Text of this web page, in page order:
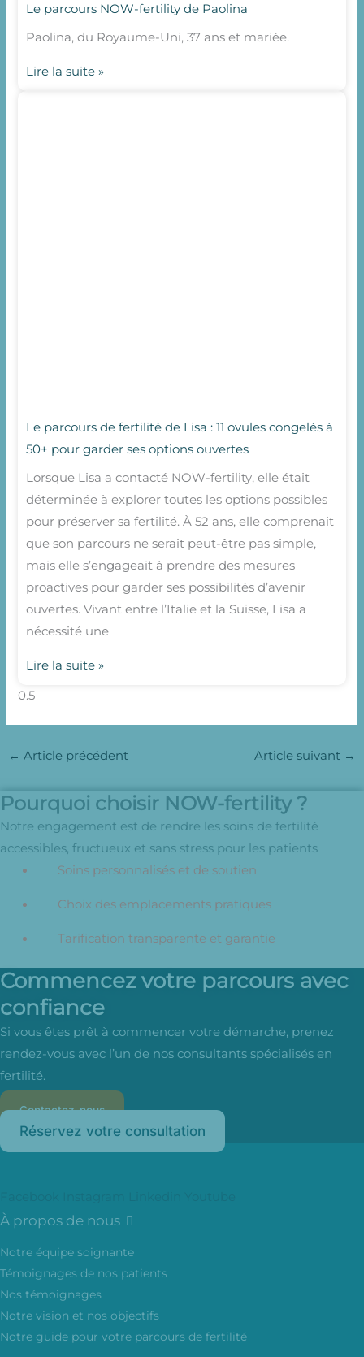
Le parcours NOW-fertility de Paolina
Paolina, du Royaume-Uni, 37 ans et mariée.
Lire la suite »
Le parcours de fertilité de Lisa : 11 ovules congelés à
50+ pour garder ses options ouvertes
Lorsque Lisa a contacté NOW-fertility, elle était
déterminée à explorer toutes les options possibles
pour préserver sa fertilité. À 52 ans, elle comprenait
que son parcours ne serait peut-être pas simple,
mais elle s’engageait à prendre des mesures
proactives pour garder ses possibilités d’avenir
ouvertes. Vivant entre l’Italie et la Suisse, Lisa a
nécessité une
Lire la suite »
← Article précédent Article suivant →
Pourquoi choisir NOW-fertility ?
Notre engagement est de rendre les soins de fertilité
accessibles, fructueux et sans stress pour les patients
Soins personnalisés et de soutien
Choix des emplacements pratiques
Tarification transparente et garantie
Commencez votre parcours avec
confiance
Si vous êtes prêt à commencer votre démarche, prenez
rendez-vous avec l’un de nos consultants spécialisés en
fertilité.
Contactez-nous
Réservez votre consultation
À propos de nous
Notre équipe soignante
Témoignages de nos patients
Nos témoignages
Notre vision et nos objectifs
Notre guide pour votre parcours de fertilité